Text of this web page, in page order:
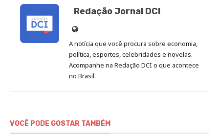
Redação Jornal DCI
Site
de
Redação
Jornal
DCI
A notícia que você procura sobre economia,
política, esportes, celebridades e novelas.
Acompanhe na Redação DCI o que acontece
no Brasil.
VOCÊ PODE GOSTAR TAMBÉM